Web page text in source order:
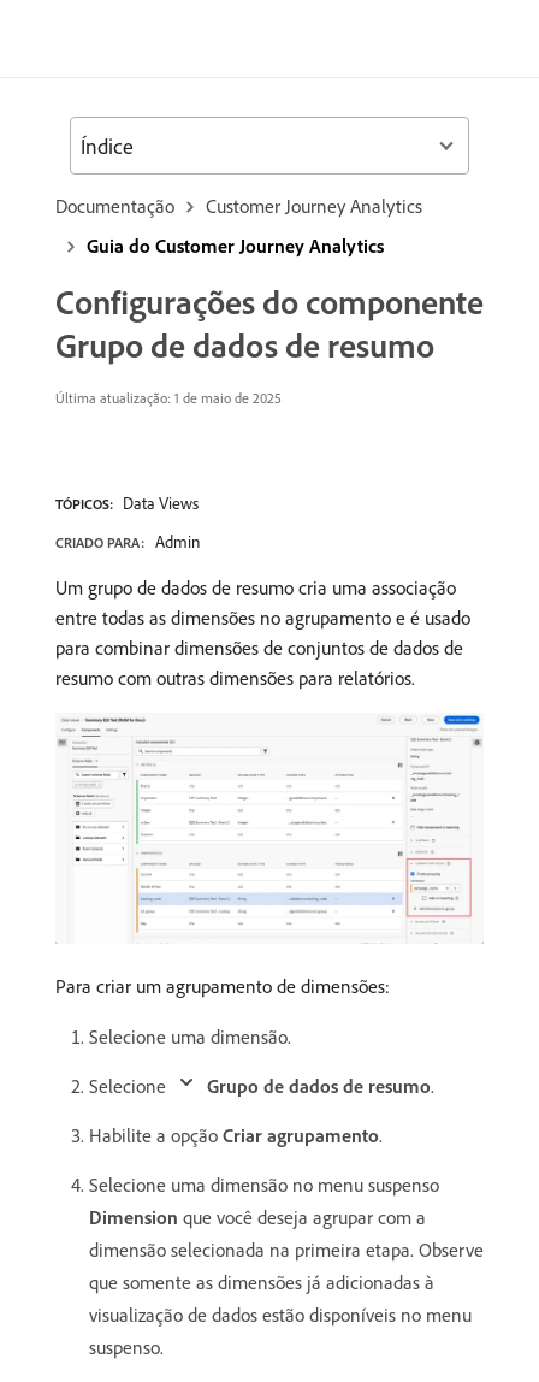
Documentação
Customer Journey Analytics
Guia do Customer Journey Analytics
Configurações do componente
Grupo de dados de resumo
Última atualização: 1 de maio de 2025
TÓPICOS: Data Views
CRIADO PARA: Admin
Um grupo de dados de resumo cria uma associação
entre todas as dimensões no agrupamento e é usado
para combinar dimensões de conjuntos de dados de
resumo com outras dimensões para relatórios.
Para criar um agrupamento de dimensões:
Selecione uma dimensão.
Selecione Grupo de dados de resumo.
Habilite a opção Criar agrupamento.
Selecione uma dimensão no menu suspenso
Dimension que você deseja agrupar com a
dimensão selecionada na primeira etapa. Observe
que somente as dimensões já adicionadas à
visualização de dados estão disponíveis no menu
suspenso.
Índice